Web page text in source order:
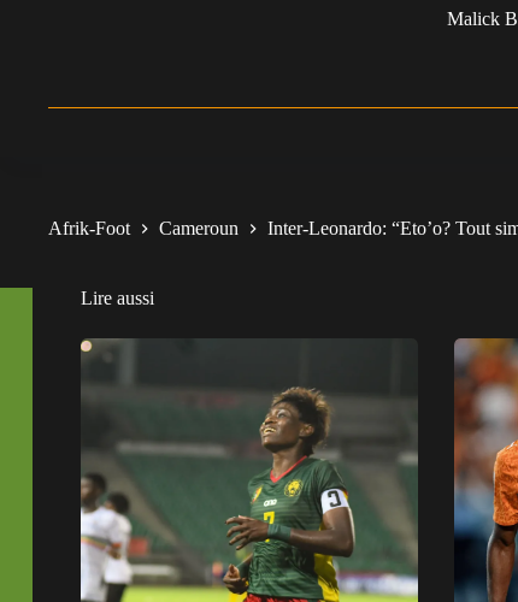
Malick
Afrik-Foot Cameroun Inter-Leonardo: “Eto’o? Tout
Lire aussi